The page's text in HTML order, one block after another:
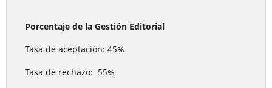
Porcentaje de la Gestión Editorial
Tasa de aceptación: 45%
Tasa de rechazo: 55%